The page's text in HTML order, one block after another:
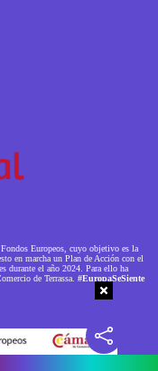
Europeos, cuyo objetivo es la
en marcha un Plan de Acción con el
durante el año 2024. Para ello ha
de Terrassa. #EuropaSeSiente